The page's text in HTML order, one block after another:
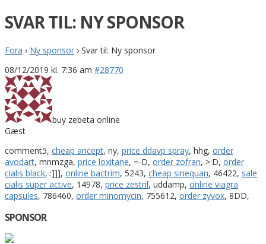
SVAR TIL: NY SPONSOR
Fora › Ny sponsor › Svar til: Ny sponsor
08/12/2019 kl. 7:36 am #28770
buy zebeta online
Gæst
comment5, cheap aricept, riy, price ddavp spray, hhg, order
avodart, mnmzga, price loxitane, =-D, order zofran, >:D, order
cialis black, :]]], online bactrim, 5243, cheap sinequan, 46422, sale
cialis super active, 14978, price zestril, uddamp, online viagra
capsules, 786460, order minomycin, 755612, order zyvox, 8DD,
SPONSOR